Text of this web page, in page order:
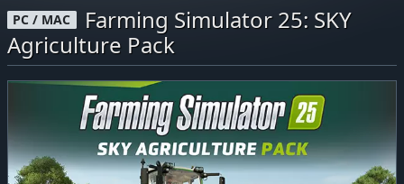
PC / MAC
Farming Simulator 25: SKY
Agriculture Pack